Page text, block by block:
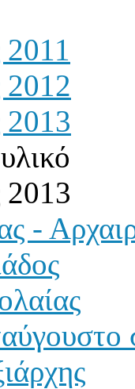
2011
2012
2013
2013
-